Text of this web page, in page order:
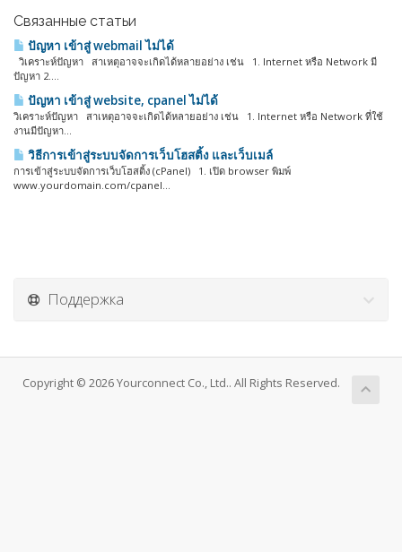
Связанные статьи
ปัญหา เข้าสู่ webmail ไม่ได้
วิเคราะห์ปัญหา สาเหตุอาจจะเกิดได้หลายอย่าง เช่น 1. Internet หรือ Network มี
ปัญหา 2....
ปัญหา เข้าสู่ website, cpanel ไม่ได้
วิเคราะห์ปัญหา สาเหตุอาจจะเกิดได้หลายอย่าง เช่น 1. Internet หรือ Network ที่ใช้
งานมีปัญหา...
วิธีการเข้าสู่ระบบจัดการเว็บโฮสติ้ง และเว็บเมล์
การเข้าสู่ระบบจัดการเว็บโฮสติ้ง (cPanel) 1. เปิด browser พิมพ์
www.yourdomain.com/cpanel...
Поддержка
Copyright © 2026 Yourconnect Co., Ltd.. All Rights Reserved.